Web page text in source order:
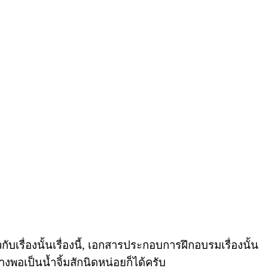
เรื่องนั้นเรื่องนี้, เอกสารประกอบการฝึกอบรมเรื่องนั้น
งพอเป็นน้ำจิ้มสักนิดหน่อยก็ได้ครับ